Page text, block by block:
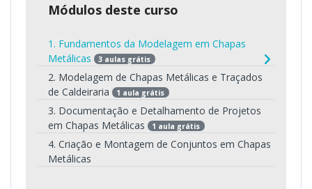
Módulos deste curso
1. Fundamentos da Modelagem em Chapas
Metálicas
3 aulas grátis
2. Modelagem de Chapas Metálicas e Traçados
de Caldeiraria
1 aula grátis
3. Documentação e Detalhamento de Projetos
em Chapas Metálicas
1 aula grátis
4. Criação e Montagem de Conjuntos em Chapas
Metálicas